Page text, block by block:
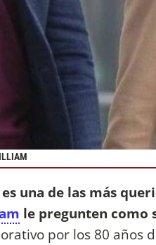
es una de las más
le pregunten como
por los 80 años